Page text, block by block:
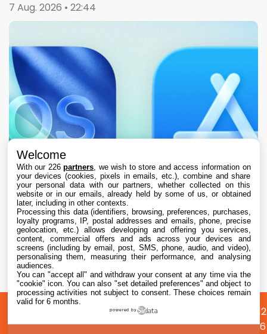
7 Aug. 2026 • 22:44
L’App Store est en panne pour plusieurs
utilisateurs, selon Apple
7 Aug. 2026 • 19:34
propos
Préférences
cookies
Confidentialité
©
2026
Welcome
With our 226partners , we wish to store and access information on
your devices (cookies, pixels in emails, etc.), combine and share
your personal data with our partners, whether collected on this
website or in our emails, already held by some of us, or obtained
later, including in other contexts.
Processing this data (identifiers, browsing, preferences, purchases,
loyalty programs, IP, postal addresses and emails, phone, precise
geolocation, etc.) allows developing and offering you services,
content, commercial offers and ads across your devices and
screens (including by email, post, SMS, phone, audio, and video),
personalising them, measuring their performance, and analysing
audiences.
You can "accept all" and withdraw your consent at any time via the
"cookie" icon. You can also "set detailed preferences" and object to
processing activities not subject to consent. These choices remain
valid for 6 months.
powered by